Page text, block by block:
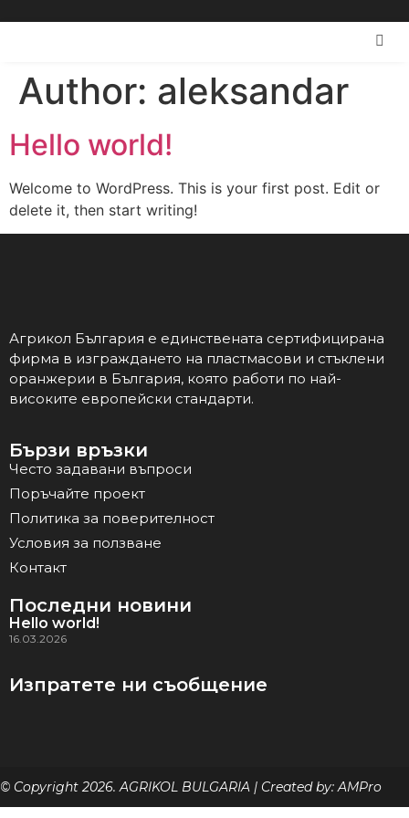
Author: aleksandar
Hello world!
Welcome to WordPress. This is your first post. Edit or
delete it, then start writing!
Агрикол България е единствената сертифицирана
фирма в изграждането на пластмасови и стъклени
оранжерии в България, която работи по най-
високите европейски стандарти.
Бързи връзки
Често задавани въпроси
Поръчайте проект
Политика за поверителност
Условия за ползване
Контакт
Последни новини
Hello world!
16.03.2026
Изпратете ни съобщение
© Copyright 2026. AGRIKOL BULGARIA | Created by: AMPro